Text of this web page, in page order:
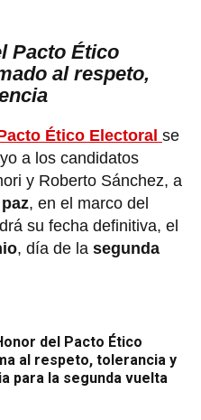
Pacto Ético
al respeto,
Ético Electoral se
a los candidatos
y Roberto Sánchez, a
, en el marco del
su fecha definitiva, el
, día de la segunda
del Pacto Ético
al respeto, tolerancia y
para la segunda vuelta